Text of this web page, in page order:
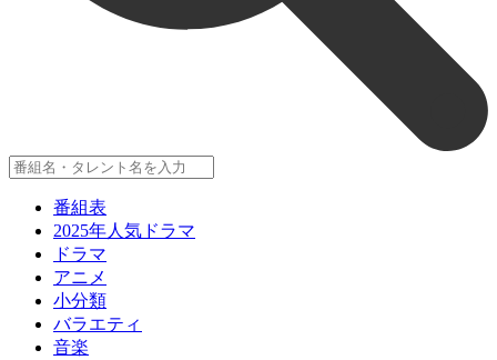
番組表
2025年人気ドラマ
ドラマ
アニメ
小分類
バラエティ
音楽